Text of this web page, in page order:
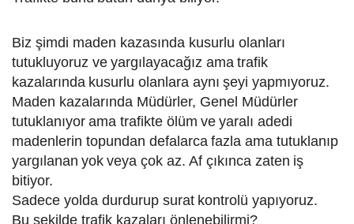
Biz şimdi maden kazasında kusurlu olanları
tutukluyoruz ve yargılayacağız ama trafik
kazalarında kusurlu olanlara aynı şeyi yapmıyoruz.
Maden kazalarında Müdürler, Genel Müdürler
tutuklanıyor ama trafikte ölüm ve yaralı adedi
madenlerin topundan defalarca fazla ama tutuklanıp
yargılanan yok veya çok az. Af çıkınca zaten iş
bitiyor.
Sadece yolda durdurup surat kontrolü yapıyoruz.
Bu şekilde trafik kazaları önlenebilirmi?